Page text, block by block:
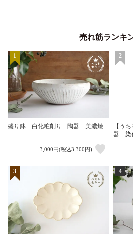
売れ筋ランキ
1
盛り鉢 白化粧削り 陶器 美濃焼
3,000円(税込3,300円)
2
【う
器 染
3 4